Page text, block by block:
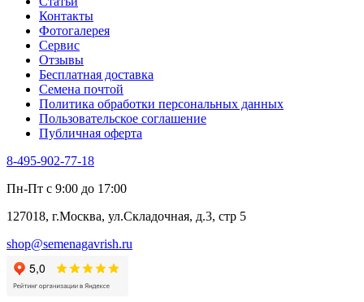
Контакты
Фотогалерея​
Сервис
Отзывы
Бесплатная доставка
Семена почтой
Политика обработки персональных данных
Пользовательское соглашение
Публичная оферта
8-495-902-77-18
Пн-Пт с 9:00 до 17:00
127018, г.Москва, ул.Складочная, д.3, стр 5
shop@semenagavrish.ru